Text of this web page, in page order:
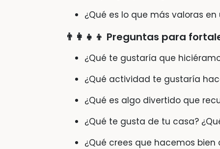
¿Qué es lo que más valoras
👨‍👩‍👧‍👦 Preguntas para
¿Qué te gustaría que
¿Qué actividad te gustaría
¿Qué es algo divertido que
¿Qué te gusta de tu casa?
¿Qué crees que hacemos